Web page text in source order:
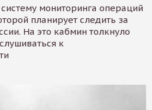
мониторинга операций
планирует следить за
На это кабмин толкнуло
к